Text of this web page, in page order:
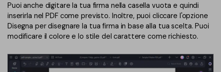
Puoi anche digitare la tua firma nella casella vuota e quindi
inserirla nel PDF come previsto. Inoltre, puoi cliccare l'opzione
Disegna per disegnare la tua firma in base alla tua scelta. Puoi
modificare il colore e lo stile del carattere come richiesto.